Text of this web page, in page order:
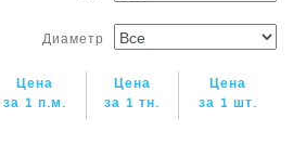
Диаметр
Цена
за 1 п.м.
Цена
за 1 тн.
Цена
за 1 шт.